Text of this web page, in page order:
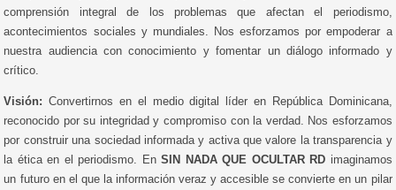
comprensión integral de los problemas que afectan el periodismo,
acontecimientos sociales y mundiales. Nos esforzamos por empoderar a
nuestra audiencia con conocimiento y fomentar un diálogo informado y
crítico.
Visión: Convertirnos en el medio digital líder en República Dominicana,
reconocido por su integridad y compromiso con la verdad. Nos esforzamos
por construir una sociedad informada y activa que valore la transparencia y
la ética en el periodismo. EnSIN NADA QUE OCULTAR RD imaginamos
un futuro en el que la información veraz y accesible se convierte en un pilar